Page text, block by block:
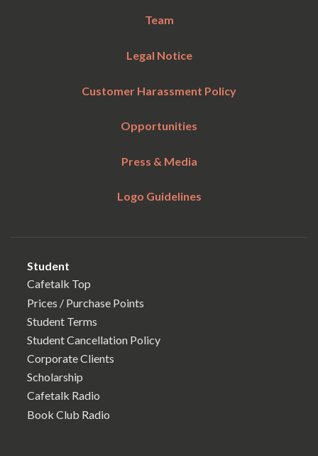
Team
Legal Notice
Customer Harassment Policy
Opportunities
Press & Media
Logo Guidelines
Student
Cafetalk Top
Prices / Purchase Points
Student Terms
Student Cancellation Policy
Corporate Clients
Scholarship
Cafetalk Radio
Book Club Radio